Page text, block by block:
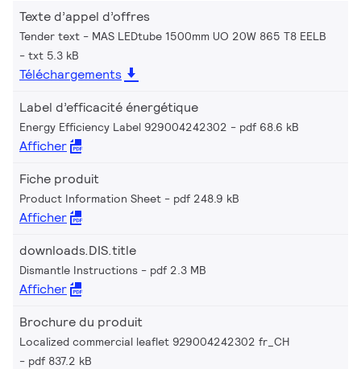
Texte d’appel d’offres
Tender text - MAS LEDtube 1500mm UO 20W 865 T8 EELB
txt 5.3 kB
Téléchargements
Label d’efficacité énergétique
Energy Efficiency Label 929004242302 pdf 68.6 kB
Afficher
Fiche produit
Product Information Sheet pdf 248.9 kB
Afficher
downloads.DIS.title
Dismantle Instructions pdf 2.3 MB
Afficher
Brochure du produit
Localized commercial leaflet 929004242302 fr_CH
pdf 837.2 kB